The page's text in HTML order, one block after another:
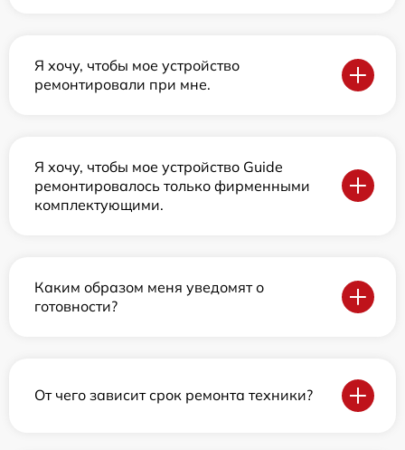
Я хочу, чтобы мое устройство
ремонтировали при мне.
Я хочу, чтобы мое устройство Guide
ремонтировалось только фирменными
комплектующими.
Каким образом меня уведомят о
готовности?
От чего зависит срок ремонта техники?